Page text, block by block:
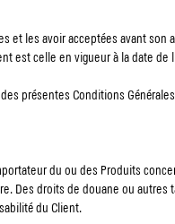
et les avoir acceptées avant son
est celle en vigueur à la date de
présentes Conditions
du ou des Produits
Des droits de douane ou
du Client.